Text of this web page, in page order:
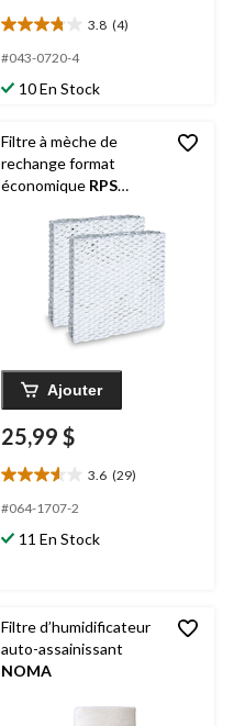
3.8 (4)
3.8
étoile(s)
5.
évaluations
#043-0720-4
10 En Stock
Filtre à mèche de
rechange format
économique RPS
pour humidificateurs
Honeywell, blanc, paq.
Ajouter
25,99 $
3.6 (29)
3.6
étoile(s)
5.
#064-1707-2
11 En Stock
Filtre d’humidificateur
auto-assainissant
NOMA